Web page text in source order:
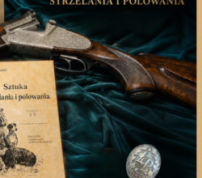
towarzysz każdego
pragnie pozostać na
związanych stron.